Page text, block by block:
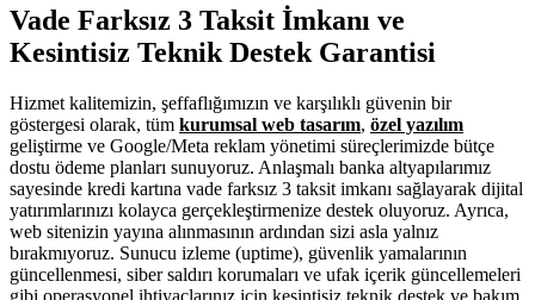
Vade Farksız 3 Taksit İmkanı ve
Kesintisiz Teknik Destek Garantisi
Hizmet kalitemizin, şeffaflığımızın ve karşılıklı güvenin bir
göstergesi olarak, tüm kurumsal web tasarım, özel yazılım
geliştirme ve Google/Meta reklam yönetimi süreçlerimizde bütçe
dostu ödeme planları sunuyoruz. Anlaşmalı banka altyapılarımız
sayesinde kredi kartına vade farksız 3 taksit imkanı sağlayarak dijital
yatırımlarınızı kolayca gerçekleştirmenize destek oluyoruz. Ayrıca,
web sitenizin yayına alınmasının ardından sizi asla yalnız
bırakmıyoruz. Sunucu izleme (uptime), güvenlik yamalarının
güncellenmesi, siber saldırı korumaları ve ufak içerik güncellemeleri
gibi operasyonel ihtiyaçlarınız için kesintisiz teknik destek ve bakım